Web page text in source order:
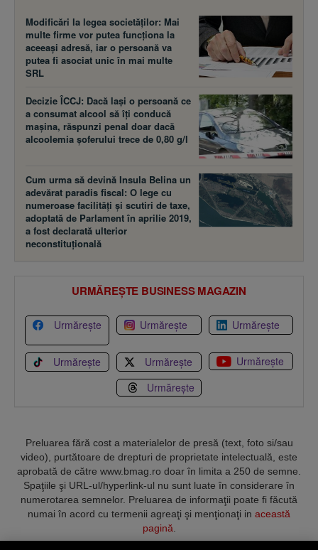
Modificări la legea societăţilor: Mai
multe firme vor putea funcţiona la
aceeaşi adresă, iar o persoană va
putea fi asociat unic în mai multe
SRL
Decizie ÎCCJ: Dacă laşi o persoană ce
a consumat alcool să îţi conducă
maşina, răspunzi penal doar dacă
alcoolemia şoferului trece de 0,80 g/l
Cum urma să devină Insula Belina un
adevărat paradis fiscal: O lege cu
numeroase facilităţi şi scutiri de taxe,
adoptată de Parlament în aprilie 2019,
a fost declarată ulterior
neconstituţională
URMĂREȘTE BUSINESS MAGAZIN
Urmărește Urmărește Urmărește
Urmărește Urmărește
Urmărește
Urmărește
Preluarea fără cost a materialelor de presă (text, foto si/sau
video), purtătoare de drepturi de proprietate intelectuală, este
aprobată de către www.bmag.ro doar în limita a 250 de semne.
Spaţiile şi URL-ul/hyperlink-ul nu sunt luate în considerare în
numerotarea semnelor. Preluarea de informaţii poate fi făcută
numai în acord cu termenii agreaţi şi menţionaţi in această
pagină